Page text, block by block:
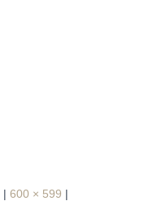
| 600 × 599 |